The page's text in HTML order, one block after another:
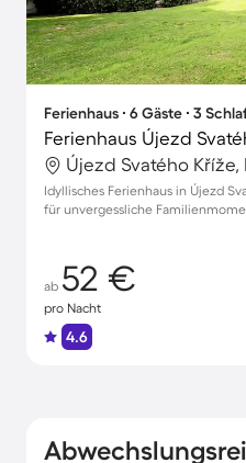
Ferienhaus ∙ 6 Gäste ∙ 3
Ferienhaus Újezd
Idyllisches Ferienhaus in Újezd
für unvergessliche
ab 52 €
pro Nacht
4.6